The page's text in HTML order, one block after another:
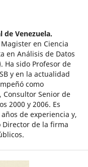
de Venezuela.
en Ciencia
en Análisis de Datos
Ha sido Profesor de
y en la actualidad
como
Consultor Senior de
2000 y 2006. Es
de experiencia y,
Director de la firma